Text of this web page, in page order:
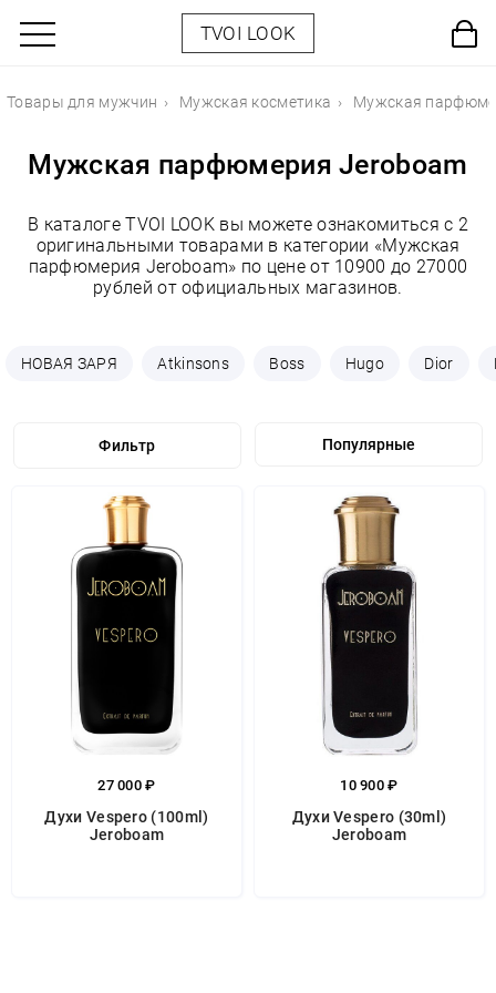
TVOI LOOK
Товары для мужчин Мужская косметика Мужская
Мужская парфюмерия Jeroboam
В каталоге TVOI LOOK вы можете ознакомиться с 2
оригинальными товарами в категории «Мужская
парфюмерия Jeroboam» по цене от 10900 до 27000
рублей от официальных магазинов.
НОВАЯ ЗАРЯ Atkinsons Boss Hugo Dior
Фильтр
27 000 ₽
Духи Vespero (100ml)
Jeroboam
10 900 ₽
Духи Vespero (30ml)
Jeroboam